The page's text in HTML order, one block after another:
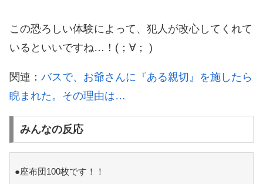
この恐ろしい体験によって、犯人が改心してくれて
いるといいですね…！(；∀； )
関連： バスで、お爺さんに『ある親切』を施したら
睨まれた。その理由は…
みんなの反応
●座布団100枚です！！